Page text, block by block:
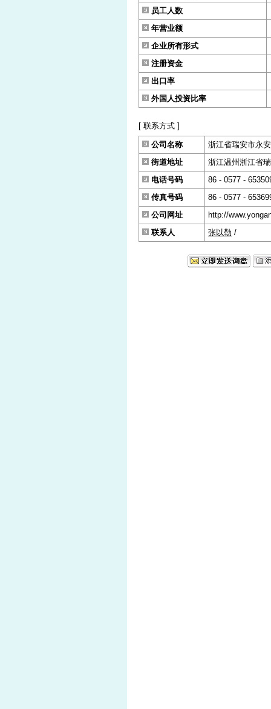
员工人数
年营业额
企业所有形式
注册资金
出口率
外国人投资比率
[ 联系方式 ]
公司名称
浙江省瑞安市永
街道地址
浙江温州浙江省
电话号码
86 - 0577 -
传真号码
86 - 0577 -
公司网址
http://
联系人
张以勒 /